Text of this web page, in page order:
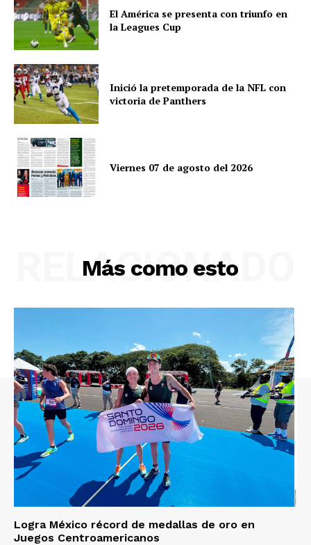
El América se presenta con triunfo en
la Leagues Cup
Inició la pretemporada de la NFL con
victoria de Panthers
Viernes 07 de agosto del 2026
Más como esto
RELACIONADO
Logra México récord de medallas de oro en
Juegos Centroamericanos